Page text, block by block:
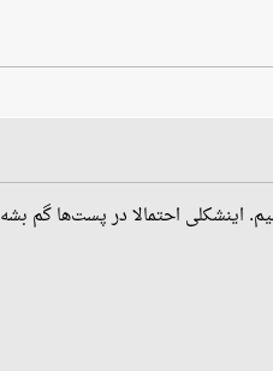
اینشکلی احتمالا در پست‌ها گم